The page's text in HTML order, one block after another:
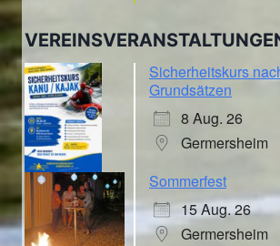
Sicherheitskurs
Grundsätzen
8 Aug. 26
Germersheim
Sommerfest
15 Aug. 26
Germersheim